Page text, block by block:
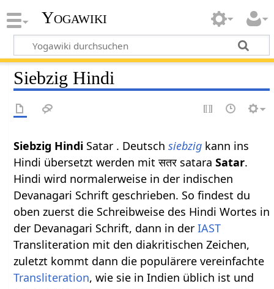
Yogawiki
Siebzig Hindi
Siebzig Hindi Satar . Deutschsiebzig kann ins
Hindi übersetzt werden mit सतर sataraSatar.
Hindi wird normalerweise in der indischen
Devanagari Schrift geschrieben. So findest du
oben zuerst die Schreibweise des Hindi Wortes in
der Devanagari Schrift, dann in derIAST
Transliteration mit den diakritischen Zeichen,
zuletzt kommt dann die populärere vereinfachte
Transliteration, wie sie in Indien üblich ist und